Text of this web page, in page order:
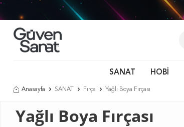
SANAT HOBİ
Anasayfa SANAT Fırça Yağlı Boya Fırçası
Yağlı Boya Fırçası